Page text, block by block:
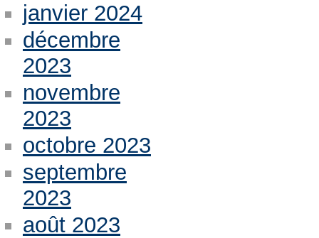
janvier 2024
décembre
2023
novembre
2023
octobre 2023
septembre
2023
août 2023